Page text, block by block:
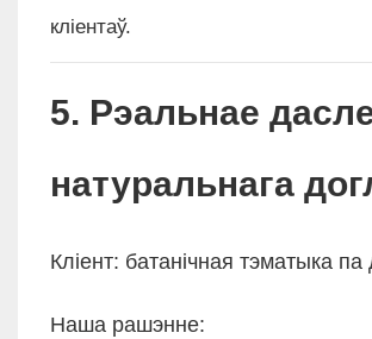
кліентаў.
5. Рэальнае
натуральнага
Кліент: батанічная тэматыка
Наша рашэнне: